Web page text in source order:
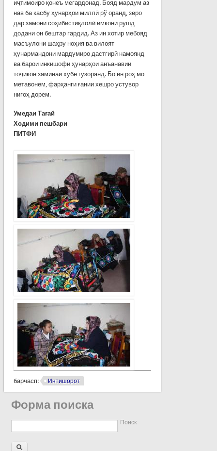
иҷтимоиро қонеъ мегардонад. Бояд мардум аз
нав ба касбу ҳунарҳои миллӣ рў оранд, зеро
дар замони соҳибистиқлолӣ имкони рушд
додани он бештар гардид. Аз ин хотир мебояд
масъулони шаҳру ноҳия ва вилоят
ҳунармандони мардумиро дастгирӣ намоянд
ва барои инкишофи ҳунарҳои анъанавии
тоҷикон заминаи хубе гузоранд. Бо ин роҳ мо
метавонем, фарҳанги ғании хешро устувор
нигоҳ дорем.
Умедаи Тағай
Ходими пешбари
ПИТФИ
барчасп: Интишорот
Форма поиска
Поиск